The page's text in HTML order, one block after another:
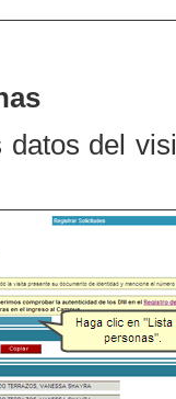
datos del